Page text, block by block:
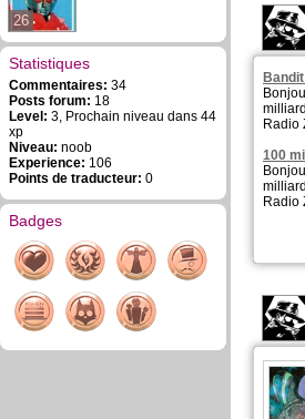
26
Statistiques
Commentaires: 34
Posts forum: 18
Level: 3, Prochain niveau dans 44
xp
Niveau: noob
Experience: 106
Points de traducteur: 0
Badges
Radio
100
Radio